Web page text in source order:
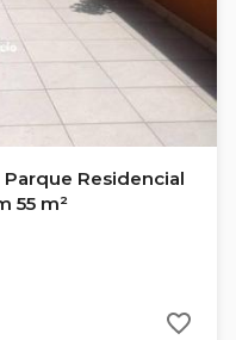
Parque Residencial
55 m²